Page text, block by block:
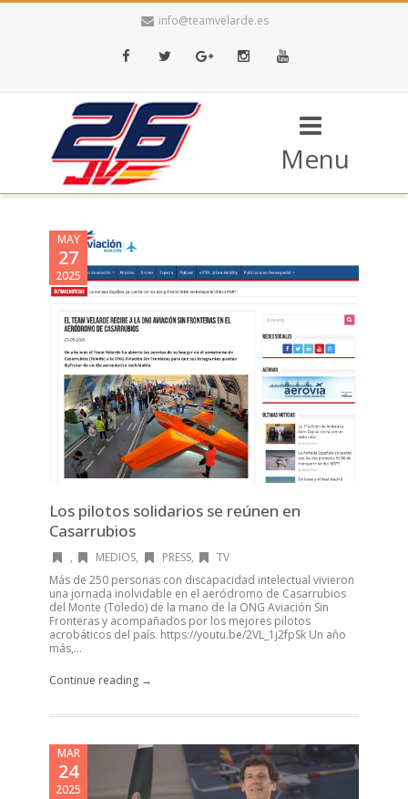
info@teamvelarde.es
FacebookTwitter Google+InstagramYoutube
Menu
MAY
27
2025
Los pilotos solidarios se reúnen en
Casarrubios
, MEDIOS, PRESS,
TV
Más de 250 personas con discapacidad intelectual vivieron
una jornada inolvidable en el aeródromo de Casarrubios
del Monte (Toledo) de la mano de la ONG Aviación Sin
Fronteras y acompañados por los mejores pilotos
acrobáticos del país. https://youtu.be/2VL_1j2fpSk Un año
más,...
Continue reading →
MAR
24
2025